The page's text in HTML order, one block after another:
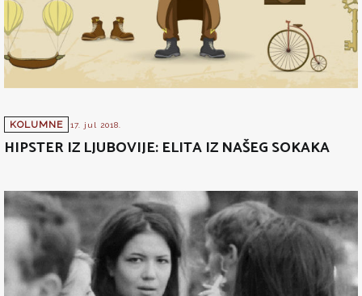
KOLUMNE 17. jul 2018.
HIPSTER IZ LJUBOVIJE: ELITA IZ NAŠEG SOKAKA